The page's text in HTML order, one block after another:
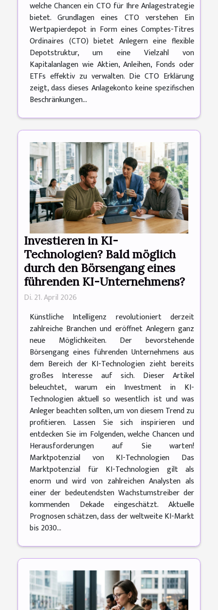
welche Chancen ein CTO für Ihre Anlagestrategie
bietet. Grundlagen eines CTO verstehen Ein
Wertpapierdepot in Form eines Comptes-Titres
Ordinaires (CTO) bietet Anlegern eine flexible
Depotstruktur, um eine Vielzahl von
Kapitalanlagen wie Aktien, Anleihen, Fonds oder
ETFs effektiv zu verwalten. Die CTO Erklärung
zeigt, dass dieses Anlagekonto keine spezifischen
Beschränkungen...
Investieren in KI-
Technologien? Bald möglich
durch den Börsengang eines
führenden KI-Unternehmens?
Di. 21. April 2026
Künstliche Intelligenz revolutioniert derzeit
zahlreiche Branchen und eröffnet Anlegern ganz
neue Möglichkeiten. Der bevorstehende
Börsengang eines führenden Unternehmens aus
dem Bereich der KI-Technologien zieht bereits
großes Interesse auf sich. Dieser Artikel
beleuchtet, warum ein Investment in KI-
Technologien aktuell so wesentlich ist und was
Anleger beachten sollten, um von diesem Trend zu
profitieren. Lassen Sie sich inspirieren und
entdecken Sie im Folgenden, welche Chancen und
Herausforderungen auf Sie warten!
Marktpotenzial von KI-Technologien Das
Marktpotenzial für KI-Technologien gilt als
enorm und wird von zahlreichen Analysten als
einer der bedeutendsten Wachstumstreiber der
kommenden Dekade eingeschätzt. Aktuelle
Prognosen schätzen, dass der weltweite KI-Markt
bis 2030...